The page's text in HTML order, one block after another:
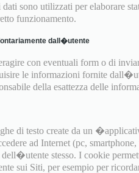
sono utilizzati per elaborare
funzionamento.
dall�utente
con eventuali form o di
le informazioni fornite
della esattezza delle
di testo create da un
ad Internet (pc,
dell�utente stesso. I cookie
sui Siti, per esempio per